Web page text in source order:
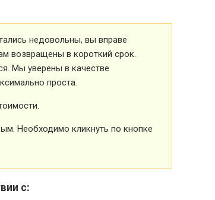
недовольны, вы вправе
возвращены в короткий срок.
Мы уверены в качестве
проста.
Необходимо кликнуть по кнопке
с: